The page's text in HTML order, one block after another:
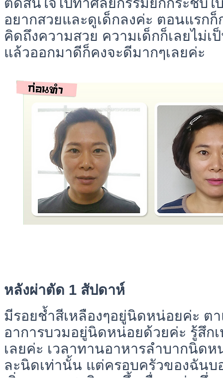
อยากสวยและดูเด็กลงค่ะ ตอนแรก
คิดถึงความสวย ความเด็กก็เลยไม่เ
แล้วออกมาดีก็คงจะดีมากๆเลยค่ะ
หลังผ่าตัด 1 สัปดาห์
มีรอยช้ำสีเหลืองๆอยู่นิดหน่อยค่ะ ต
อาการบวมอยู่นิดหน่อยด้วยค่ะ รู้สึก
เลยค่ะ เวลาทานอาหารลำบากนิด
ละนิดเท่านั้น แต่ครอบครัวของฉันบ